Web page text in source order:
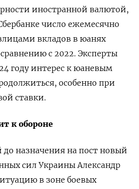
иностранной валютой,
число ежемесячно
вкладов в юанях
с 2022. Эксперты
году интерес к юаневым
особенно при
ставки.
к обороне
до назначения на пост новый
сил Украины Александр
в зоне боевых